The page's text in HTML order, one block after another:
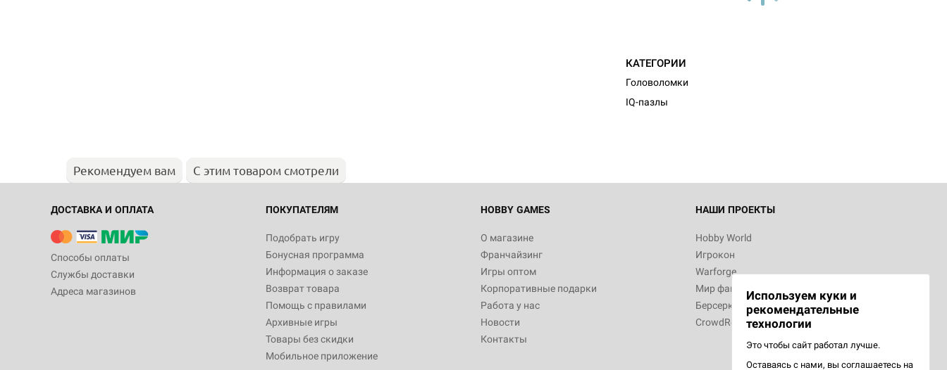
КАТЕГОРИИ
Головоломки
IQ-пазлы
Рекомендуем вам С этим товаром смотрели
ДОСТАВКА И ОПЛАТА
Способы оплаты
Службы доставки
Адреса магазинов
ПОКУПАТЕЛЯМ
Подобрать игру
Бонусная программа
Информация о заказе
Возврат товара
Помощь с правилами
Архивные игры
Товары без скидки
Мобильное приложение
HOBBY GAMES
О магазине
Франчайзинг
Игры оптом
Корпоративные подарки
Работа у нас
Новости
Контакты
НАШИ ПРОЕКТЫ
Hobby World
Игрокон
Warforge
Мир фантастики
Берсерк
CrowdRepublic
Используем куки и
рекомендательные
технологии
Это чтобы сайт работал лучше.
Оставаясь с нами, вы соглашаетесь на